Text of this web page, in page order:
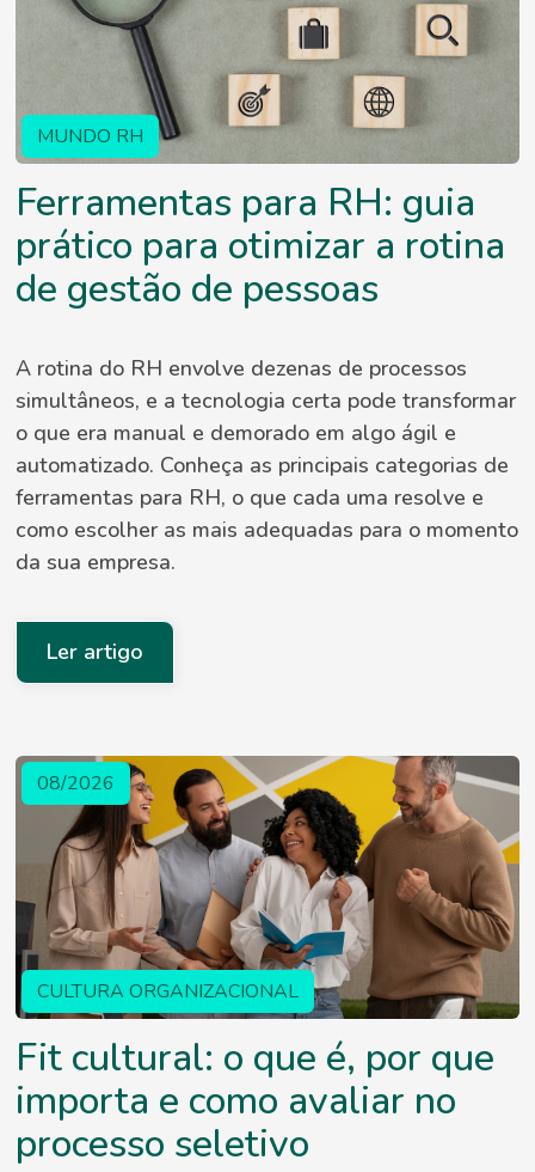
MUNDO RH
Ferramentas para RH: guia
prático para otimizar a rotina
de gestão de pessoas
A rotina do RH envolve dezenas de processos
simultâneos, e a tecnologia certa pode transformar
o que era manual e demorado em algo ágil e
automatizado. Conheça as principais categorias de
ferramentas para RH, o que cada uma resolve e
como escolher as mais adequadas para o momento
da sua empresa.
Ler artigo
08/2026
CULTURA ORGANIZACIONAL
Fit cultural: o que é, por que
importa e como avaliar no
processo seletivo